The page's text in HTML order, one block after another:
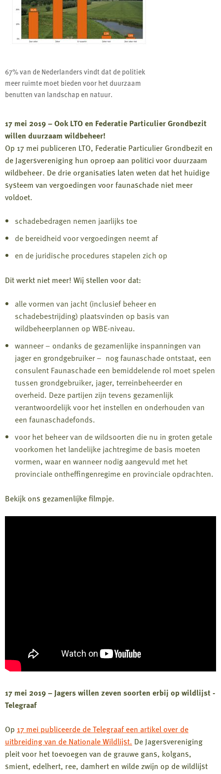
67% van de Nederlanders vindt dat de politiek
meer ruimte moet bieden voor het duurzaam
benutten van landschap en natuur.
17 mei 2019 – Ook LTO en Federatie Particulier Grondbezit
willen duurzaam wildbeheer!
Op 17 mei publiceren LTO, Federatie Particulier Grondbezit en
de Jagersvereniging hun oproep aan politici voor duurzaam
wildbeheer. De drie organisaties laten weten dat het huidige
systeem van vergoedingen voor faunaschade niet meer
voldoet.
schadebedragen nemen jaarlijks toe
de bereidheid voor vergoedingen neemt af
en de juridische procedures stapelen zich op
Dit werkt niet meer! Wij stellen voor dat:
alle vormen van jacht (inclusief beheer en
schadebestrijding) plaatsvinden op basis van
wildbeheerplannen op WBE-niveau.
wanneer – ondanks de gezamenlijke inspanningen van
jager en grondgebruiker – nog faunaschade ontstaat, een
consulent Faunaschade een bemiddelende rol moet spelen
tussen grondgebruiker, jager, terreinbeheerder en
overheid. Deze partijen zijn tevens gezamenlijk
verantwoordelijk voor het instellen en onderhouden van
een faunaschadefonds.
voor het beheer van de wildsoorten die nu in groten getale
voorkomen het landelijke jachtregime de basis moeten
vormen, waar en wanneer nodig aangevuld met het
provinciale ontheffingenregime en provinciale opdrachten.
Bekijk ons gezamenlijke filmpje.
17 mei 2019 – Jagers willen zeven soorten erbij op wildlijst -
Telegraaf
Op 17 mei publiceerde de Telegraaf een artikel over de
uitbreiding van de Nationale Wildlijst. De Jagersvereniging
pleit voor het toevoegen van de grauwe gans, kolgans,
smient, edelhert, ree, damhert en wilde zwijn op de wildlijst